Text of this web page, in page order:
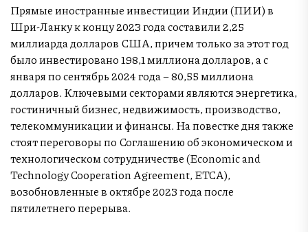
Прямые иностранные инвестиции Индии (ПИИ) в
Шри-Ланку к концу 2023 года составили 2,25
миллиарда долларов США, причем только за этот год
было инвестировано 198,1 миллиона долларов, а с
января по сентябрь 2024 года – 80,55 миллиона
долларов. Ключевыми секторами являются энергетика,
гостиничный бизнес, недвижимость, производство,
телекоммуникации и финансы. На повестке дня также
стоят переговоры по Соглашению об экономическом и
технологическом сотрудничестве (Economic and
Technology Cooperation Agreement, ETCA),
возобновленные в октябре 2023 года после
пятилетнего перерыва.